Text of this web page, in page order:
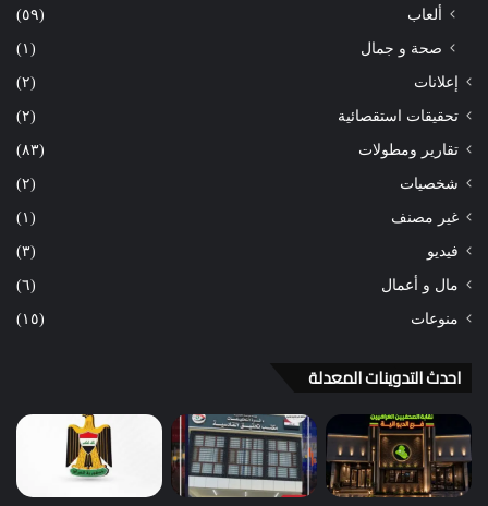
ألعاب
(٥٩)
صحة و جمال
(١)
إعلانات (٢)
تحقيقات استقصائية (٢)
تقارير ومطولات (٨٣)
شخصيات (٢)
غير مصنف (١)
فيديو (٣)
مال و أعمال (٦)
منوعات (١٥)
احدث التدوينات المعدلة